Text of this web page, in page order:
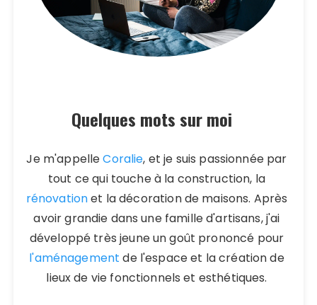
Quelques mots sur moi
Je m'appelleCoralie, et je suis passionnée par
tout ce qui touche à la construction, la
rénovationet la décoration de maisons. Après
avoir grandie dans une famille d'artisans, j'ai
développé très jeune un goût prononcé pour
l'aménagement de l'espace et la création de
lieux de vie fonctionnels et esthétiques.